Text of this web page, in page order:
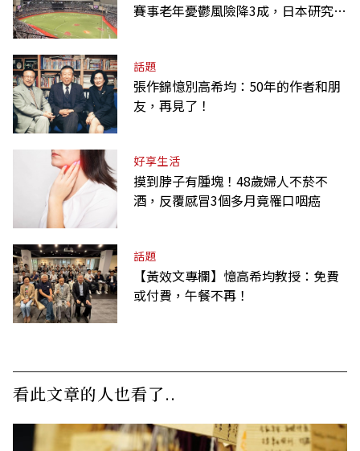
賽事老年憂鬱風險降3成，日本研究：
話題
張作錦憶別高希均：50年的作者和朋
友，再見了！
好享生活
摸到脖子有腫塊！48歲婦人不菸不
酒，反覆感冒3個多月竟罹口咽癌
話題
【黃效文專欄】憶高希均教授：免費
或付費，午餐不再！
看此文章的人也看了..